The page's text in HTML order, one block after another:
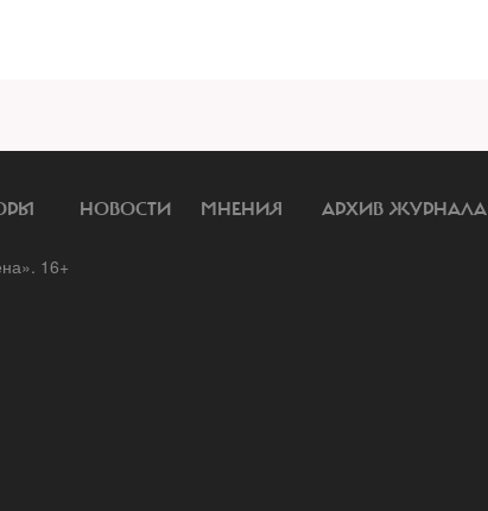
НОВОСТИ МНЕНИЯ АРХИВ ЖУРНАЛА
16+